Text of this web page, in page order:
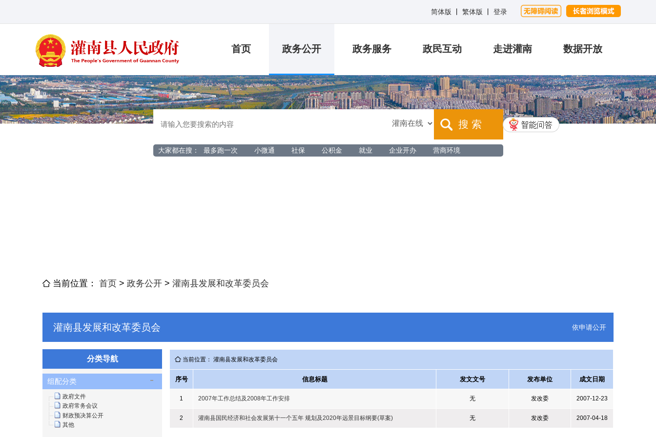
简体版 繁体版 登录
首页 政务公开 政务服务 政民互动 走进灌南 数据开放
搜 索
大家都在搜： 最多跑一次 小微通 社保 公积金 就业 企业开办 营商环境
当前位置： 首页 > 政务公开 > 灌南县发展和改革委员会
灌南县发展和改革委员会 依申请公开
分类导航
组配分类
政府文件
政府常务会议
财政预决算公开
其他
当前位置： 灌南县发展和改革委员会
序号 信息标题 发文文号 发布单位 成文日期
1 2007年工作总结及2008年工作安排 无 发改委 2007-12-23
2 灌南县国民经济和社会发展第十一个五年 规划及2020年远景目标纲要(草案) 无 发改委 2007-04-18